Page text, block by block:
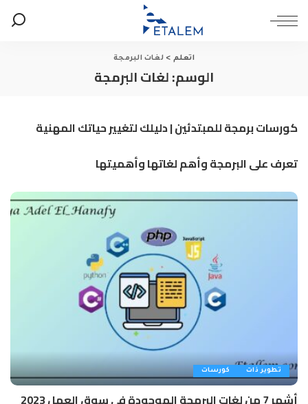
اتعلم > لغات البرمجة
الوسم:لغات البرمجة
كورسات برمجة للمبتدئين | دليلك لتغيير حياتك المهنية
تعرف على البرمجة وأهم لغاتها وأهميتها
تطوير ذات كورسات